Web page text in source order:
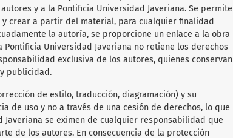
y a la Pontificia Universidad Javeriana. Se permite
crear a partir del material, para cualquier finalidad
la autoría, se proporcione un enlace a la obra
Universidad Javeriana no retiene los derechos
exclusiva de los autores, quienes conservan
publicidad.
de estilo, traducción, diagramación) y su
de uso y no a través de una cesión de derechos, lo que
se eximen de cualquier responsabilidad que
de los autores. En consecuencia de la protección